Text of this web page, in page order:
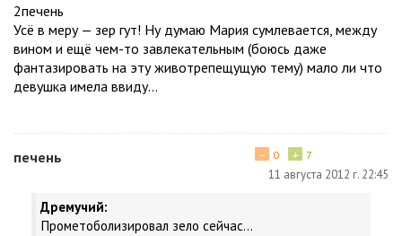
2печень
Усё в меру — зер гут! Ну думаю Мария сумлевается, между
вином и ещё чем-то завлекательным (боюсь даже
фантазировать на эту животрепещущую тему) мало ли что
девушка имела ввиду...
печень + 7
− 0
11 августа 2012 г. 22:45
Дремучий:
Прометоболизировал зело сейчас...